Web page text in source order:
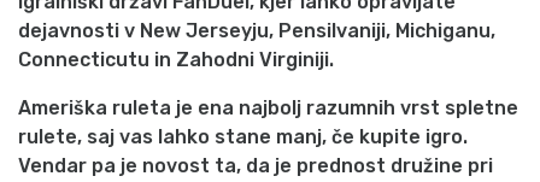
dejavnosti v New Jerseyju, Pensilvaniji, Michiganu,
Connecticutu in Zahodni Virginiji.
Ameriška ruleta je ena najbolj razumnih vrst spletne
rulete, saj vas lahko stane manj, če kupite igro.
Vendar pa je novost ta, da je prednost družine pri